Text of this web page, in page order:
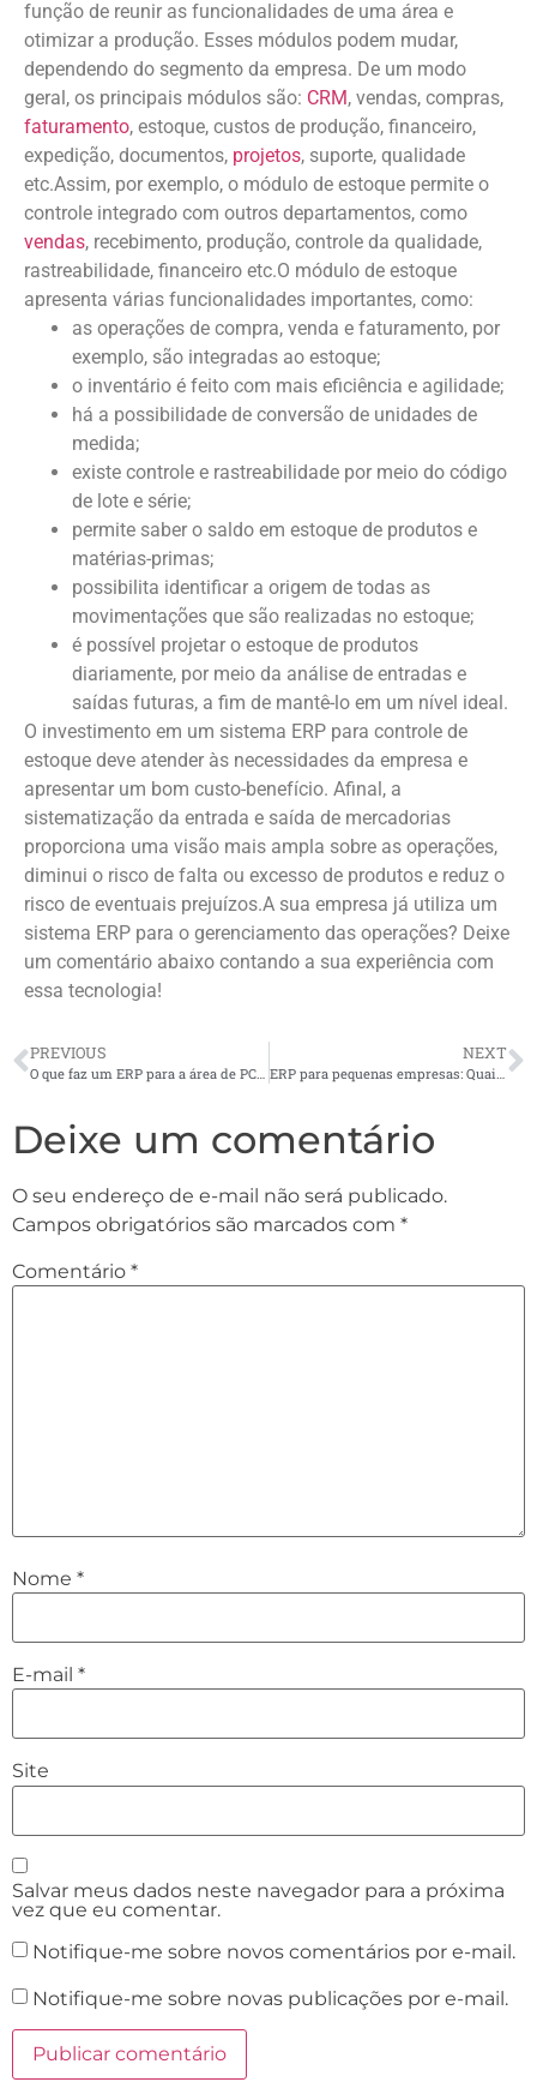
função de reunir as funcionalidades de uma área e
otimizar a produção. Esses módulos podem mudar,
dependendo do segmento da empresa. De um modo
geral, os principais módulos são: CRM, vendas, compras,
faturamento, estoque, custos de produção, financeiro,
expedição, documentos, projetos, suporte, qualidade
etc.Assim, por exemplo, o módulo de estoque permite o
controle integrado com outros departamentos, como
vendas, recebimento, produção, controle da qualidade,
rastreabilidade, financeiro etc.O módulo de estoque
apresenta várias funcionalidades importantes, como:
as operações de compra, venda e faturamento, por
exemplo, são integradas ao estoque;
o inventário é feito com mais eficiência e agilidade;
há a possibilidade de conversão de unidades de
medida;
existe controle e rastreabilidade por meio do código
de lote e série;
permite saber o saldo em estoque de produtos e
matérias-primas;
possibilita identificar a origem de todas as
movimentações que são realizadas no estoque;
é possível projetar o estoque de produtos
diariamente, por meio da análise de entradas e
saídas futuras, a fim de mantê-lo em um nível ideal.
O investimento em um sistema ERP para controle de
estoque deve atender às necessidades da empresa e
apresentar um bom custo-benefício. Afinal, a
sistematização da entrada e saída de mercadorias
proporciona uma visão mais ampla sobre as operações,
diminui o risco de falta ou excesso de produtos e reduz o
risco de eventuais prejuízos.A sua empresa já utiliza um
sistema ERP para o gerenciamento das operações? Deixe
um comentário abaixo contando a sua experiência com
essa tecnologia!
PREVIOUS NEXT
Deixe um comentário
O seu endereço de e-mail não será publicado.
Campos obrigatórios são marcados com *
Comentário *
Nome *
E-mail *
Site
Salvar meus dados neste navegador para a próxima
vez que eu comentar.
Notifique-me sobre novos comentários por e-mail.
Notifique-me sobre novas publicações por e-mail.